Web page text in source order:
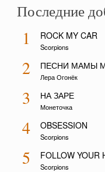
Последние
1 ROCK MY CAR
Scorpions
2 ПЕСНИ МАМЫ
Лера Огонёк
3 НА ЗАРЕ
Монеточка
4 OBSESSION
Scorpions
5 FOLLOW YOUR
Scorpions